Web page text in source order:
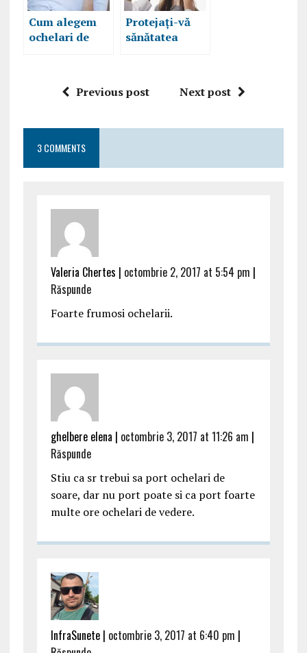
Cum alegem
ochelari de
online
Protejați-vă
sănătatea
Previous post Next post
3 COMMENTS
Valeria Chertes | octombrie 2, 2017 at 5:54 pm |
Răspunde
Foarte frumosi ochelarii.
ghelbere elena | octombrie 3, 2017 at 11:26 am |
Răspunde
Stiu ca sr trebui sa port ochelari de
soare, dar nu port poate si ca port foarte
multe ore ochelari de vedere.
InfraSunete | octombrie 3, 2017 at 6:40 pm |